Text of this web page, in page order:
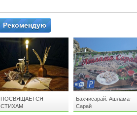
Рекомендую
ПОСВЯЩАЕТСЯ
СТИХАМ
Бахчисарай. Ашлама-
Сарай